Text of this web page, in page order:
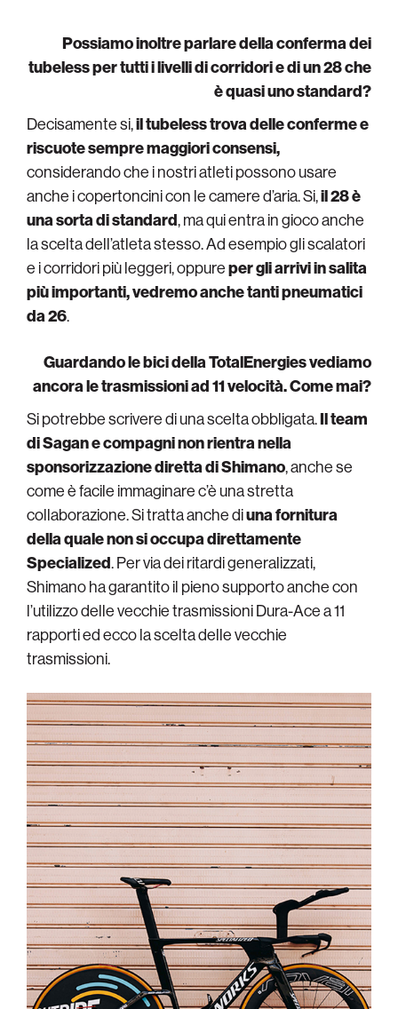
Possiamo inoltre parlare della conferma dei
tubeless per tutti i livelli di corridori e di un 28 che
è quasi uno standard?
Decisamente si,il tubeless trova delle conferme e
riscuote sempre maggiori consensi,
considerando che i nostri atleti possono usare
anche i copertoncini con le camere d’aria. Si,il 28 è
una sorta di standard, ma qui entra in gioco anche
la scelta dell’atleta stesso. Ad esempio gli scalatori
e i corridori più leggeri, oppureper gli arrivi in salita
più importanti, vedremo anche tanti pneumatici
da 26.
Guardando le bici della TotalEnergies vediamo
ancora le trasmissioni ad 11 velocità. Come mai?
Si potrebbe scrivere di una scelta obbligata.Il team
di Sagan e compagni non rientra nella
sponsorizzazione diretta di Shimano, anche se
come è facile immaginare c’è una stretta
collaborazione. Si tratta anche diuna fornitura
della quale non si occupa direttamente
Specialized. Per via dei ritardi generalizzati,
Shimano ha garantito il pieno supporto anche con
l’utilizzo delle vecchie trasmissioni Dura-Ace a 11
rapporti ed ecco la scelta delle vecchie
trasmissioni.